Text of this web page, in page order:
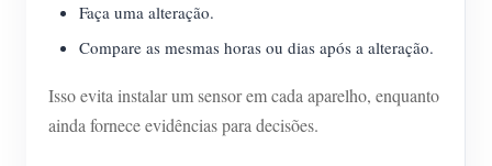
Faça uma alteração.
Compare as mesmas horas ou dias após a alteração.
Isso evita instalar um sensor em cada aparelho, enquanto
ainda fornece evidências para decisões.